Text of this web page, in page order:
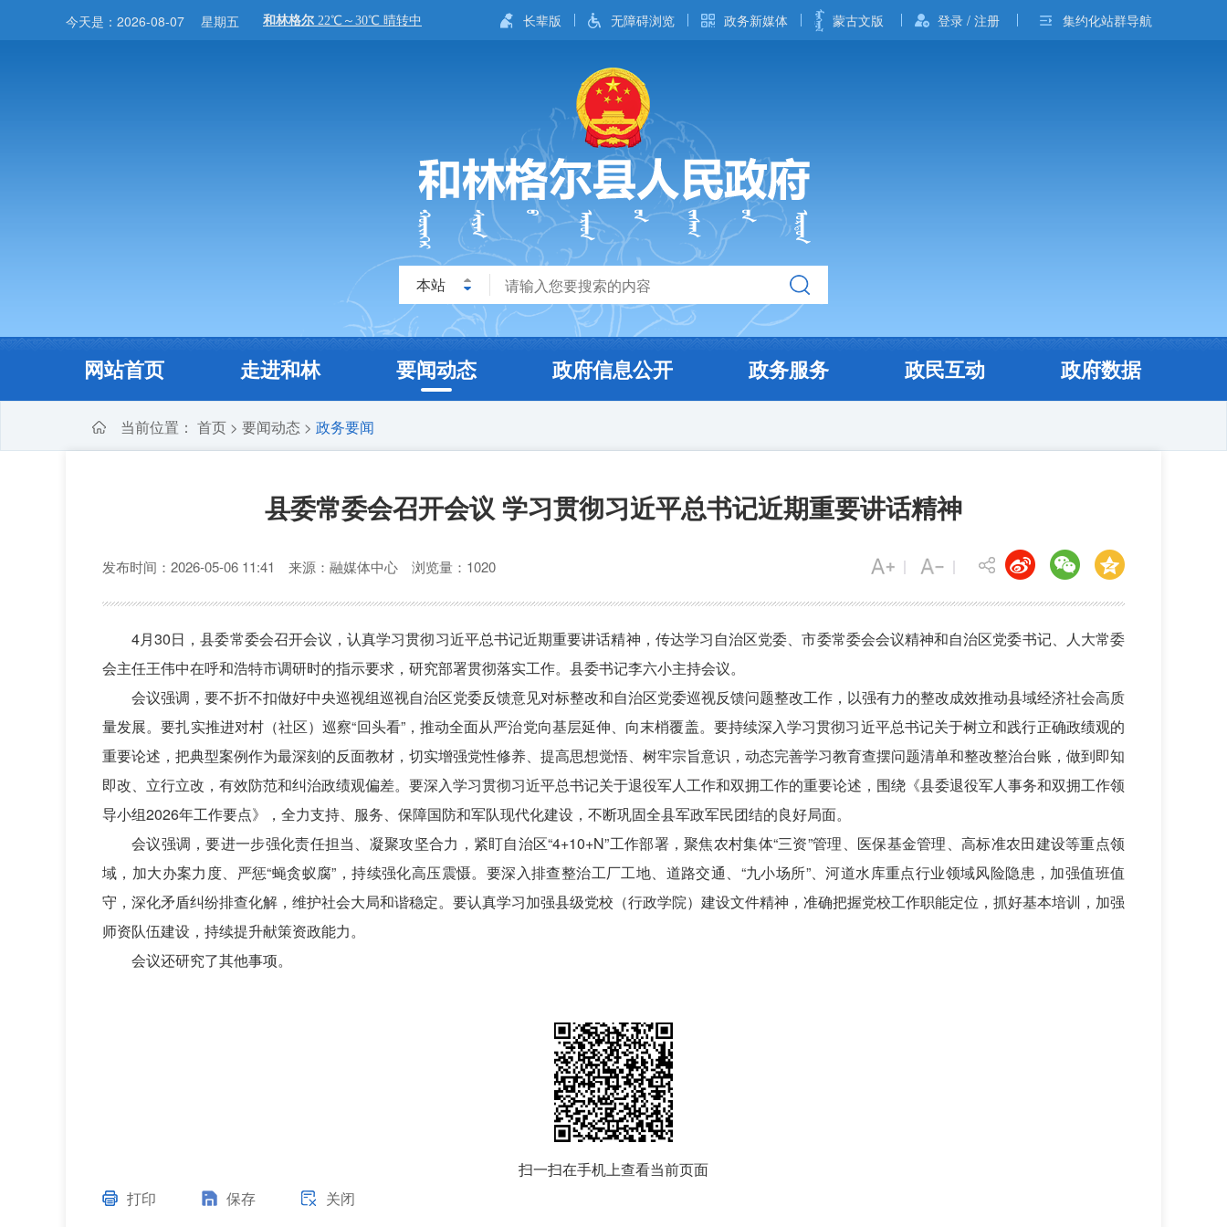
今天是： 2026-08-07 星期五 长辈版 无障碍浏览 政务新媒体 蒙古文版 登录 / 注册 集约化站群导航
本站
网站首页 走进和林 要闻动态 政府信息公开 政务服务 政民互动 政府数据
当前位置： 首页 > 要闻动态 > 政务要闻
县委常委会召开会议 学习贯彻习近平总书记近期重要讲话精神
发布时间：2026-05-06 11:41 来源：融媒体中心 浏览量：1020
4月30日，县委常委会召开会议，认真学习贯彻习近平总书记近期重要讲话精神，传达学习自治区党委、市委常委会会议精神和自治区党委书记、人大常委
会主任王伟中在呼和浩特市调研时的指示要求，研究部署贯彻落实工作。县委书记李六小主持会议。
会议强调，要不折不扣做好中央巡视组巡视自治区党委反馈意见对标整改和自治区党委巡视反馈问题整改工作，以强有力的整改成效推动县域经济社会高质
量发展。要扎实推进对村（社区）巡察“回头看”，推动全面从严治党向基层延伸、向末梢覆盖。要持续深入学习贯彻习近平总书记关于树立和践行正确政绩观的
重要论述，把典型案例作为最深刻的反面教材，切实增强党性修养、提高思想觉悟、树牢宗旨意识，动态完善学习教育查摆问题清单和整改整治台账，做到即知
即改、立行立改，有效防范和纠治政绩观偏差。要深入学习贯彻习近平总书记关于退役军人工作和双拥工作的重要论述，围绕《县委退役军人事务和双拥工作领
导小组2026年工作要点》，全力支持、服务、保障国防和军队现代化建设，不断巩固全县军政军民团结的良好局面。
会议强调，要进一步强化责任担当、凝聚攻坚合力，紧盯自治区“4+10+N”工作部署，聚焦农村集体“三资”管理、医保基金管理、高标准农田建设等重点领
域，加大办案力度、严惩“蝇贪蚁腐”，持续强化高压震慑。要深入排查整治工厂工地、道路交通、“九小场所”、河道水库重点行业领域风险隐患，加强值班值
守，深化矛盾纠纷排查化解，维护社会大局和谐稳定。要认真学习加强县级党校（行政学院）建设文件精神，准确把握党校工作职能定位，抓好基本培训，加强
师资队伍建设，持续提升献策资政能力。
会议还研究了其他事项。
扫一扫在手机上查看当前页面
打印
保存 关闭